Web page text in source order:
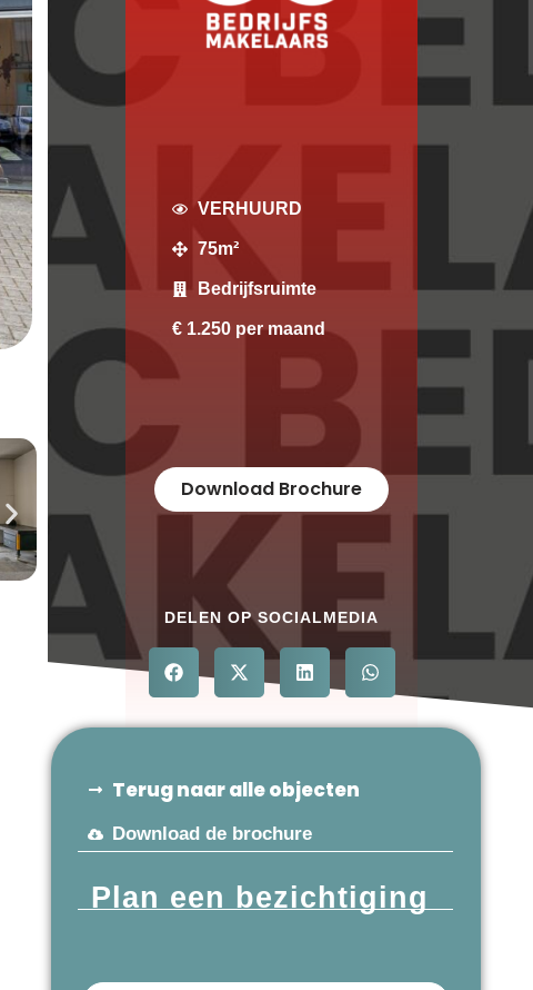
VERHUURD
75m²
Bedrijfsruimte
€ 1.250 per maand
Download Brochure
DELEN OP SOCIALMEDIA
Terug naar alle objecten
Download de brochure
Plan een bezichtiging